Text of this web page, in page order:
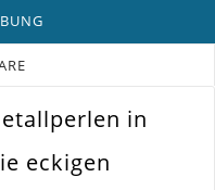
in
eckigen